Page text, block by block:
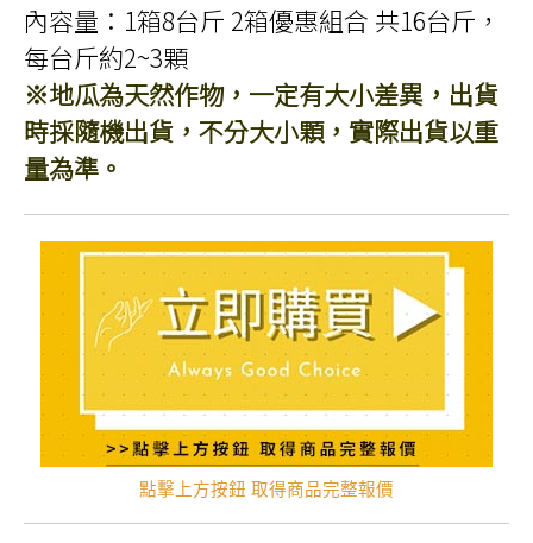
內容量：1箱8台斤 2箱優惠組合 共16台斤，
每台斤約2~3顆
※地瓜為天然作物，一定有大小差異，出貨
時採隨機出貨，不分大小顆，實際出貨以重
量為準。
點擊上方按鈕 取得商品完整報價